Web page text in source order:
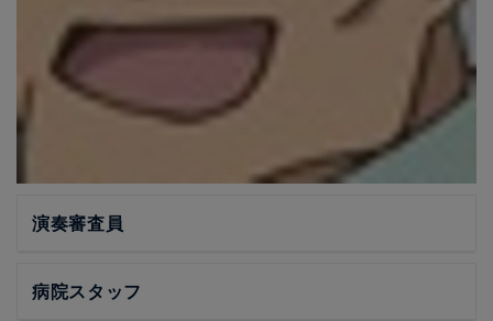
演奏審査員
病院スタッフ